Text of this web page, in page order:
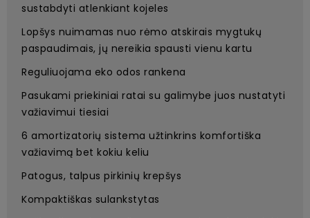
sustabdyti atlenkiant kojeles
Lopšys nuimamas nuo rėmo atskirais mygtukų
paspaudimais, jų nereikia spausti vienu kartu
Reguliuojama eko odos rankena
Pasukami priekiniai ratai su galimybe juos nustatyti
važiavimui tiesiai
6 amortizatorių sistema užtinkrins komfortiška
važiavimą bet kokiu keliu
Patogus, talpus pirkinių krepšys
Kompaktiškas sulankstytas